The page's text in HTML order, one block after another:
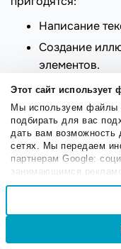
Этот сайт использует
Мы используем файлы
подбирать для вас
дать вам возможность
сетях. Мы передаем
партнерам Google:
занимающимся
могут комбинировать
информацией, а также
использовании вами их
Выбор
Настроечные
Написание
Создание
элементов.
Подбор и
Создание
подходящего
SEO-
ИИ не заменит
иллюстрации или
запустить проект
совершенствовать
методами.